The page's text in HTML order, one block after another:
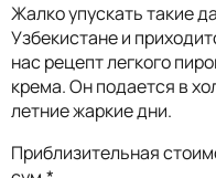
Жалко упускать такие
Узбекистане и
нас рецепт легкого
крема. Он подается в
летние жаркие дни.
Приблизительная